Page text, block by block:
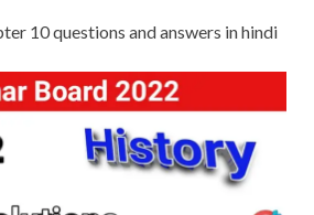
10 questions and answers in hindi